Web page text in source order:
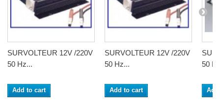
SURVOLTEUR 12V /220V
50 Hz...
Add to cart
SURVOLTEUR 12V /220V
50 Hz...
Add to cart
50